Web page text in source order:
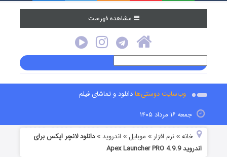
مشاهده فهرست
وب‌سایت دوستی‌هادانلود و تماشای فیلم
جمعه ۱۶ مرداد ۱۴۰۵
خانه »نرم افزار » موبایل » اندروید »دانلود لانچر اپکس برای
اندروید Apex Launcher PRO 4.9.9